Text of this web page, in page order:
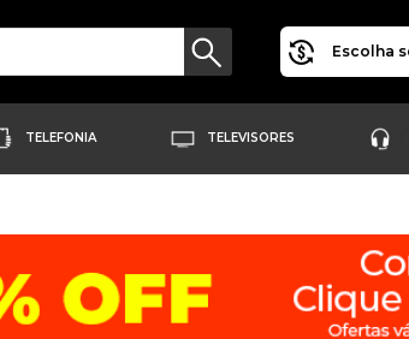
Escolha
TELEFONIA TELEVISORES